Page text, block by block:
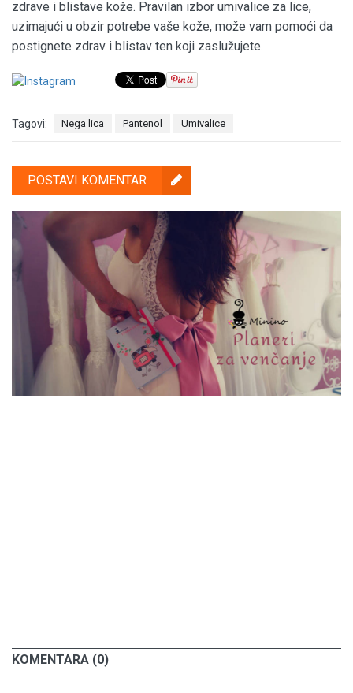
zdrave i blistave kože. Pravilan izbor umivalice za lice,
uzimajući u obzir potrebe vaše kože, može vam pomoći da
postignete zdrav i blistav ten koji zaslužujete.
Tagovi: Nega lica Pantenol Umivalice
POSTAVI KOMENTAR
KOMENTARA (0)